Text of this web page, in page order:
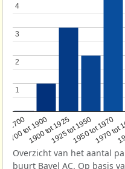
1700
1700 tot 1900
1900 tot 19251925 tot 19501950 tot 1970
1970
1
1
2
2
3
3
4
4
Overzicht van het aantal
buurt Bavel AC. Op basis